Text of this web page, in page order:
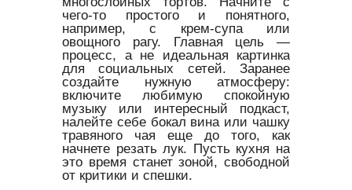
чего-то простого и понятного,
например, с крем-супа или
овощного рагу. Главная цель —
процесс, а не идеальная картинка
для социальных сетей. Заранее
создайте нужную атмосферу:
включите любимую спокойную
музыку или интересный подкаст,
налейте себе бокал вина или чашку
травяного чая еще до того, как
начнете резать лук. Пусть кухня на
это время станет зоной, свободной
от критики и спешки.